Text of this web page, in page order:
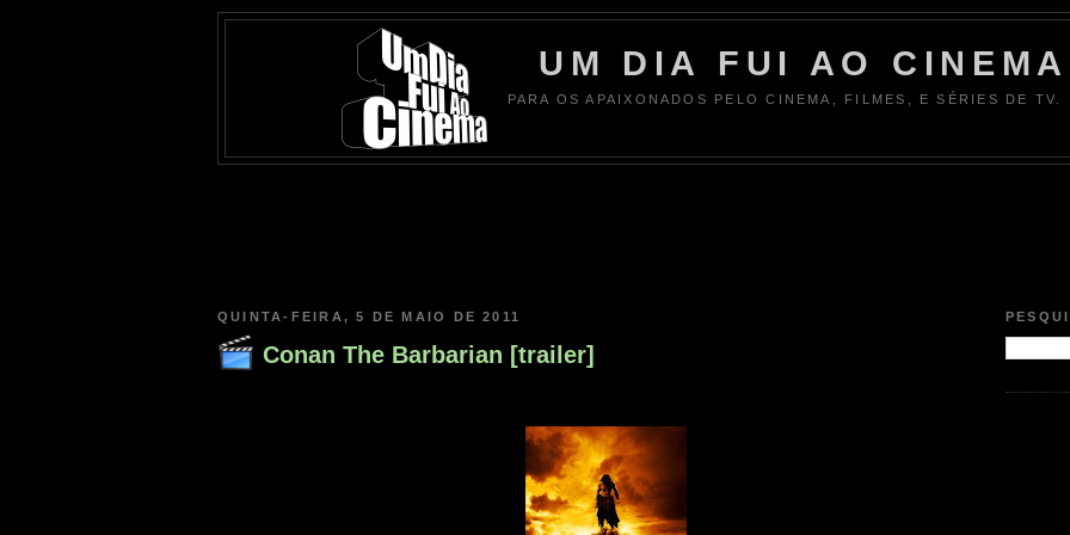
UM DIA FUI AO CINEMA
PARA OS APAIXONADOS PELO CINEMA, FILMES, E SÉRIES DE TV.
QUINTA-FEIRA, 5 DE MAIO DE 2011
Conan The Barbarian [trailer]